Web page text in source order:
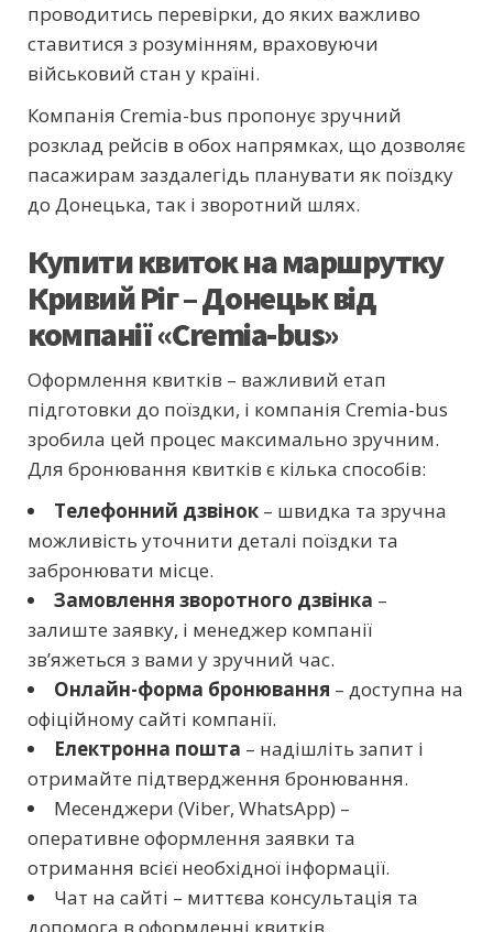
проводитись перевірки, до яких важливо
ставитися з розумінням, враховуючи
військовий стан у країні.
Компанія Cremia-bus пропонує зручний
розклад рейсів в обох напрямках, що дозволяє
пасажирам заздалегідь планувати як поїздку
до Донецька, так і зворотний шлях.
Купити квиток на маршрутку
Кривий Ріг – Донецьк від
компанії «Cremia-bus»
Оформлення квитків – важливий етап
підготовки до поїздки, і компанія Cremia-bus
зробила цей процес максимально зручним.
Для бронювання квитків є кілька способів:
Телефонний дзвінок – швидка та зручна
можливість уточнити деталі поїздки та
забронювати місце.
Замовлення зворотного дзвінка –
залиште заявку, і менеджер компанії
зв’яжеться з вами у зручний час.
Онлайн-форма бронювання – доступна на
офіційному сайті компанії.
Електронна пошта – надішліть запит і
отримайте підтвердження бронювання.
Месенджери (Viber, WhatsApp) –
оперативне оформлення заявки та
отримання всієї необхідної інформації.
Чат на сайті – миттєва консультація та